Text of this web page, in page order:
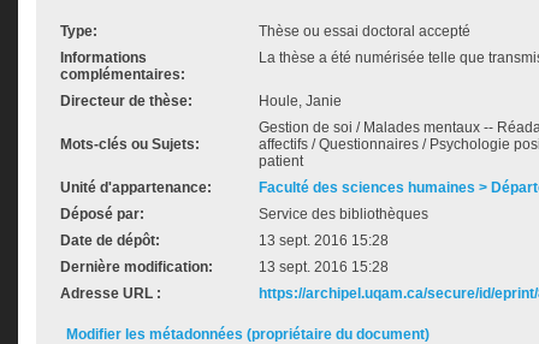
Type:
Thèse ou essai doctoral accepté
Informations
complémentaires:
La thèse a été numérisée telle que
Directeur de thèse: Houle, Janie
Mots-clés ou Sujets:
Gestion de soi / Malades mentaux --
affectifs / Questionnaires / Psychologie
patient
Unité d'appartenance:
Faculté des sciences humaines >
Déposé par:
Service des bibliothèques
Date de dépôt:
13 sept. 2016 15:28
Dernière modification:
13 sept. 2016 15:28
Adresse URL :
https://archipel.uqam.ca/secure/id/
Modifier les métadonnées (propriétaire du document)